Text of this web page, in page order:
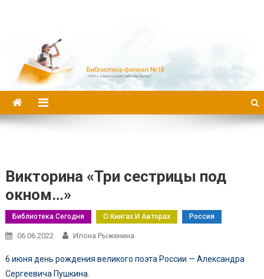
Викторина «Три сестрицы под
окном…»
Библиотека Сегодня О Книгах И Авторах Россия
06.06.2022 Илона Рыженина
6 июня день рождения великого поэта России — Александра
Сергеевича Пушкина.